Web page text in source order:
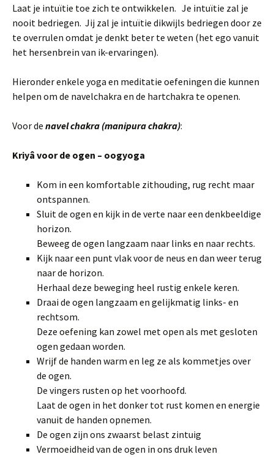
Laat je intuïtie toe zich te ontwikkelen. Je intuïtie zal je
nooit bedriegen. Jij zal je intuïtie dikwijls bedriegen door ze
te overrulen omdat je denkt beter te weten (het ego vanuit
het hersenbrein van ik-ervaringen).
Hieronder enkele yoga en meditatie oefeningen die kunnen
helpen om de navelchakra en de hartchakra te openen.
Voor de navel chakra (manipura chakra):
Kriyâ voor de ogen – oogyoga
Kom in een komfortable zithouding, rug recht maar
ontspannen.
Sluit de ogen en kijk in de verte naar een denkbeeldige
horizon.
Beweeg de ogen langzaam naar links en naar rechts.
Kijk naar een punt vlak voor de neus en dan weer terug
naar de horizon.
Herhaal deze beweging heel rustig enkele keren.
Draai de ogen langzaam en gelijkmatig links- en
rechtsom.
Deze oefening kan zowel met open als met gesloten
ogen gedaan worden.
Wrijf de handen warm en leg ze als kommetjes over
de ogen.
De vingers rusten op het voorhoofd.
Laat de ogen in het donker tot rust komen en energie
vanuit de handen opnemen.
De ogen zijn ons zwaarst belast zintuig
Vermoeidheid van de ogen in ons druk leven